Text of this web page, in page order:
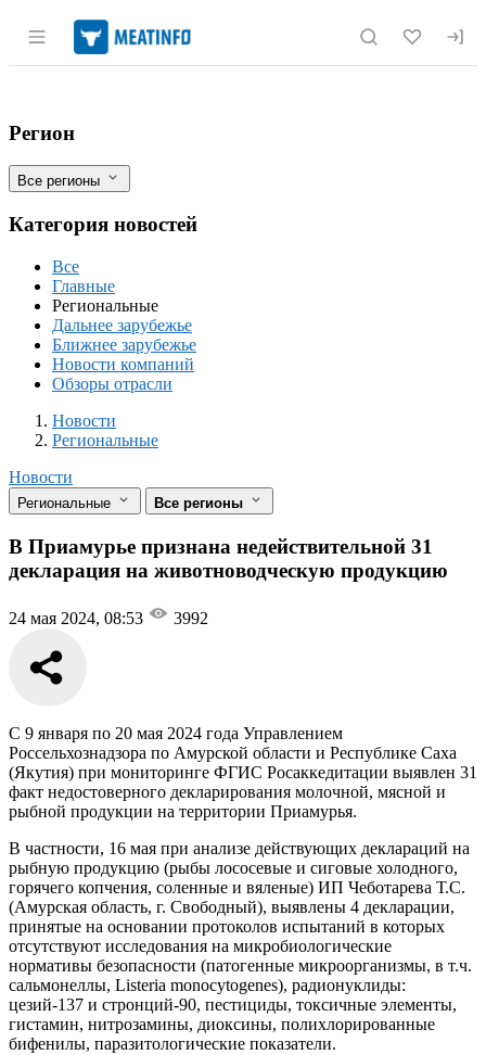
Раздел навигации по сайту
В Приамурье признана
Фильтры
Регион
Все регионы
Категория новостей
Все
Главные
Региональные
Дальнее зарубежье
Ближнее зарубежье
Новости компаний
Обзоры отрасли
Новости
Разделы
Новости
Региональные
Новости
Региональные Все регионы
В Приамурье признана недействительной 31
декларация на животноводческую продукцию
24 мая 2024, 08:53 3992
С 9 января по 20 мая 2024 года Управлением
Россельхознадзора по Амурской области и Республике Саха
(Якутия) при мониторинге ФГИС Росаккедитации выявлен 31
факт недостоверного декларирования молочной, мясной и
рыбной продукции на территории Приамурья.
В частности, 16 мая при анализе действующих деклараций на
рыбную продукцию (рыбы лососевые и сиговые холодного,
горячего копчения, соленные и вяленые) ИП Чеботарева Т.С.
(Амурская область, г. Свободный), выявлены 4 декларации,
принятые на основании протоколов испытаний в которых
отсутствуют исследования на микробиологические
нормативы безопасности (патогенные микроорганизмы, в т.ч.
сальмонеллы, Listeria monocytogenes), радионуклиды:
цезий-137 и стронций-90, пестициды, токсичные элементы,
гистамин, нитрозамины, диоксины, полихлорированные
бифенилы, паразитологические показатели.